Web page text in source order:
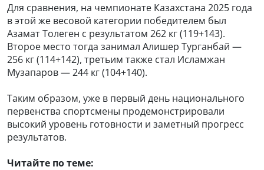
Для сравнения, на чемпионате Казахстана 2025 года
в этой же весовой категории победителем был
Азамат Толеген с результатом 262 кг (119+143).
Второе место тогда занимал Алишер Турганбай —
256 кг (114+142), третьим также стал Исламжан
Музапаров — 244 кг (104+140).
Таким образом, уже в первый день национального
первенства спортсмены продемонстрировали
высокий уровень готовности и заметный прогресс
результатов.
Читайте по теме: